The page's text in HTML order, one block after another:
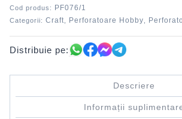
DACO
Cod produs: PF076/1
Categorii: Craft, Perforatoare Hobby,
Distribuie pe:
Descriere
Informații